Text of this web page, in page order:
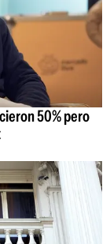
50% pero